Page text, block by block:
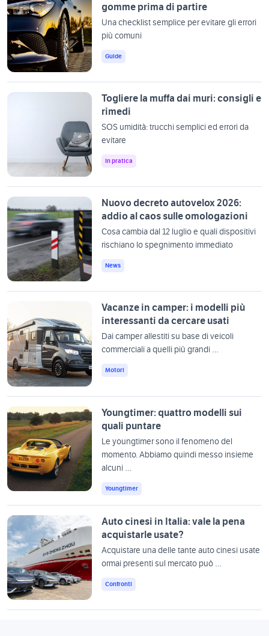
gomme prima di partire
Una checklist semplice per evitare gli errori
più comuni
Guide
Togliere la muffa dai muri: consigli e
rimedi
SOS umidità: trucchi semplici ed errori da
evitare
In pratica
Nuovo decreto autovelox 2026:
addio al caos sulle omologazioni
Cosa cambia dal 12 luglio e quali dispositivi
rischiano lo spegnimento immediato
News
Vacanze in camper: i modelli più
interessanti da cercare usati
Dai camper allestiti su base di veicoli
commerciali a quelli più grandi …
Motori
Youngtimer: quattro modelli sui
quali puntare
Le youngtimer sono il fenomeno del
momento. Abbiamo quindi messo insieme
alcuni …
Youngtimer
Auto cinesi in Italia: vale la pena
acquistarle usate?
Acquistare una delle tante auto cinesi usate
ormai presenti sul mercato può …
Confronti